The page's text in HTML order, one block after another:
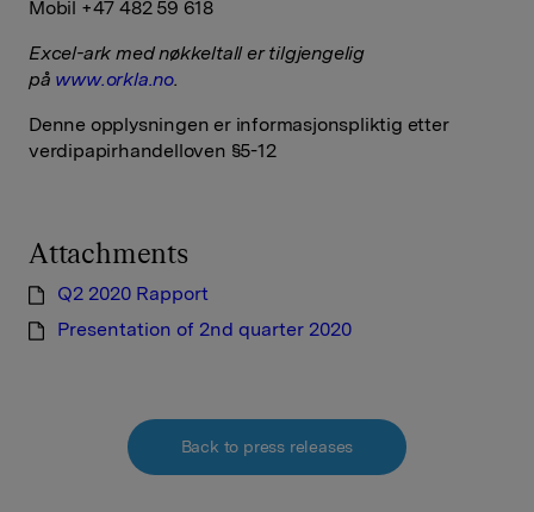
Mobil +47 482 59 618
Excel-ark med nøkkeltall er tilgjengelig
på www.orkla.no.
Denne opplysningen er informasjonspliktig etter
verdipapirhandelloven §5-12
Attachments
Q2 2020 Rapport
Presentation of 2nd quarter 2020
Back to press releases